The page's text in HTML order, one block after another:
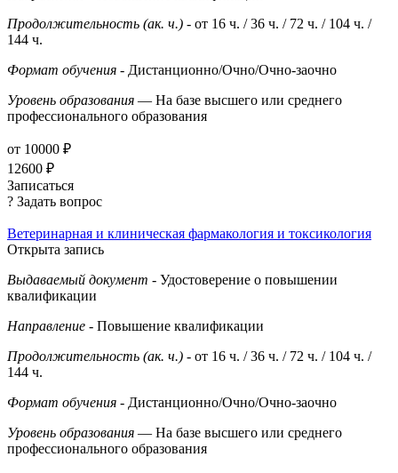
Продолжительность (ак. ч.) - от 16 ч. / 36 ч. / 72 ч. / 104 ч. /
144 ч.
Формат обучения - Дистанционно/Очно/Очно-заочно
Уровень образования — На базе высшего или среднего
профессионального образования
от 10000 ₽
12600 ₽
Записаться
? Задать вопрос
Ветеринарная и клиническая фармакология и токсикология
Открыта запись
Выдаваемый документ - Удостоверение о повышении
квалификации
Направление - Повышение квалификации
Продолжительность (ак. ч.) - от 16 ч. / 36 ч. / 72 ч. / 104 ч. /
144 ч.
Формат обучения - Дистанционно/Очно/Очно-заочно
Уровень образования — На базе высшего или среднего
профессионального образования